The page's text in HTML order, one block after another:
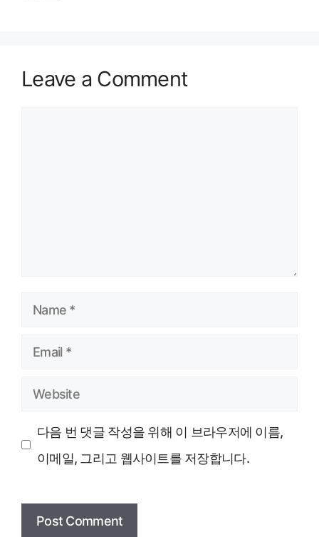
Leave a Comment
Name
Email
Website
다음 번 댓글 작성을 위해 이 브라우저에 이름,
이메일, 그리고 웹사이트를 저장합니다.